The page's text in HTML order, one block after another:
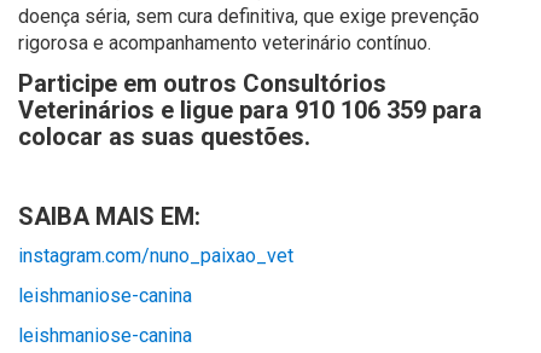
doença séria, sem cura definitiva, que exige prevenção
rigorosa e acompanhamento veterinário contínuo.
Participe em outros Consultórios
Veterinários e ligue para 910 106 359 para
colocar as suas questões.
SAIBA MAIS EM:
instagram.com/nuno_paixao_vet
leishmaniose-canina
leishmaniose-canina